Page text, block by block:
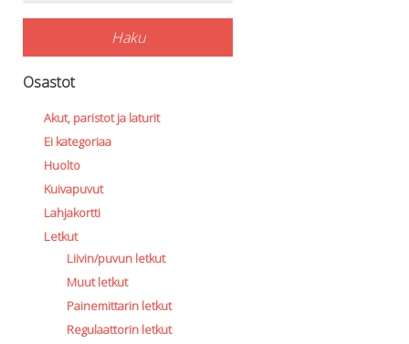
Haku
Osastot
Akut, paristot ja laturit
Ei kategoriaa
Huolto
Kuivapuvut
Lahjakortti
Letkut
Liivin/puvun letkut
Muut letkut
Painemittarin letkut
Regulaattorin letkut